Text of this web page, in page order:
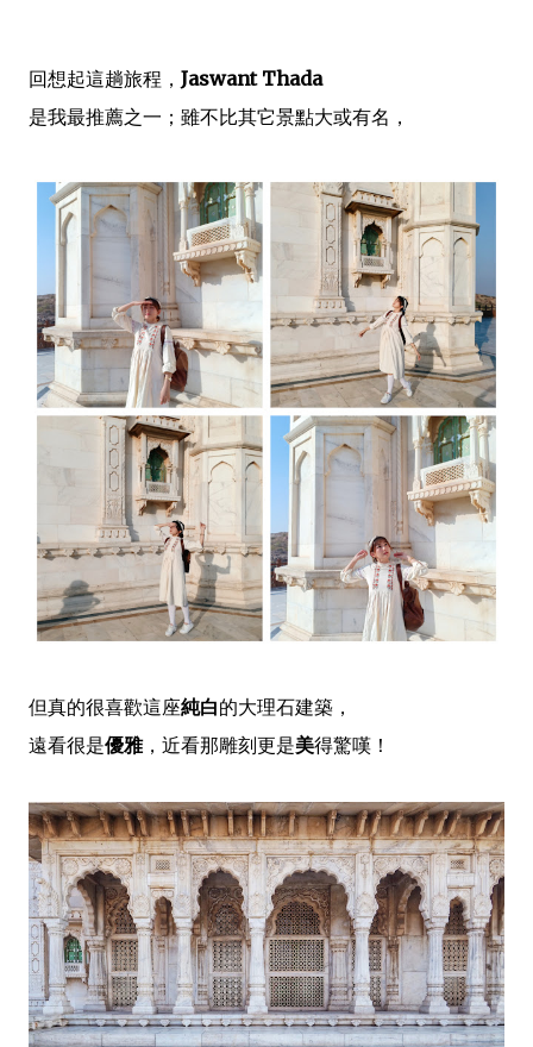
回想起這趟旅程， Jaswant Thada
是我最推薦之一；雖不比其它景點大或有名，
但真的很喜歡這座純白的大理石建築，
遠看很是優雅，近看那雕刻更是美得驚嘆！